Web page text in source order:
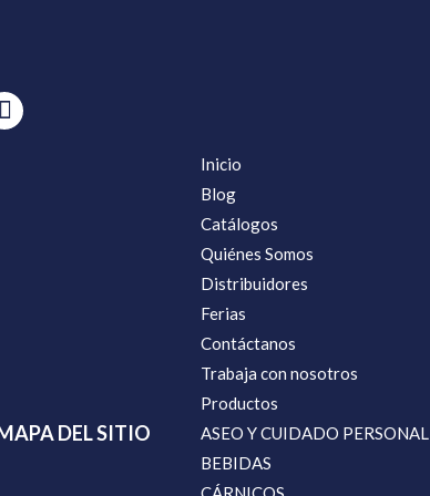
DEL SITIO
Inicio
Blog
Catálogos
Quiénes Somos
Distribuidores
Ferias
Contáctanos
Trabaja con nosotros
Productos
ASEO Y CUIDADO PERSONAL
BEBIDAS